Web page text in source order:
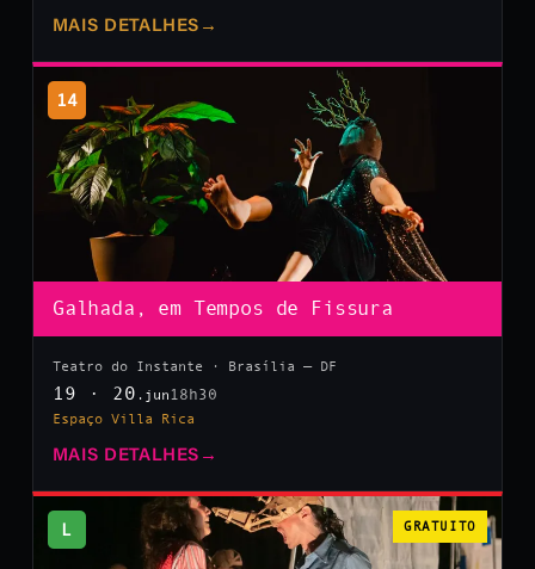
MAIS DETALHES →
14
Galhada, em Tempos de Fissura
Teatro do Instante · Brasília — DF
19 · 20 .jun 18h30
Espaço Villa Rica
MAIS DETALHES →
L GRATUITO